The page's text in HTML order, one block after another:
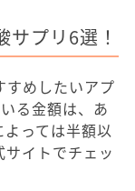
プリ6選！
すめしたいアプ
る金額は、あ
っては半額以
イトでチェッ